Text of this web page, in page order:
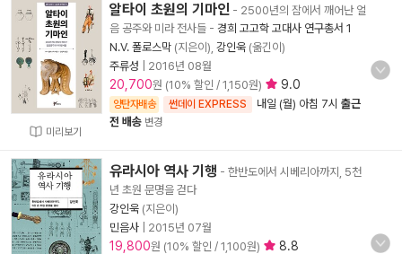
미리보기
알타이 초원의 기마인 - 2500년의 잠에서 깨어난 얼
음 공주와 미라 전사들 - 경희 고고학 고대사 연구총서 1
N.V. 폴로스막 (지은이), 강인욱 (옮긴이)
주류성
2016년 08월
20,700원 (10% 할인 / 1,150원) 9.0
양탄자배송 썬데이 EXPRESS 내일 (월) 아침 7시 출근
전 배송 변경
유라시아 역사 기행 - 한반도에서 시베리아까지, 5천
년 초원 문명을 걷다
강인욱 (지은이)
민음사
2015년 07월
19,800원 (10% 할인 / 1,100원) 8.8